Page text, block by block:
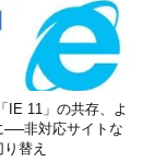
IE 11」の共存、よ
──非対応サイトな
替え